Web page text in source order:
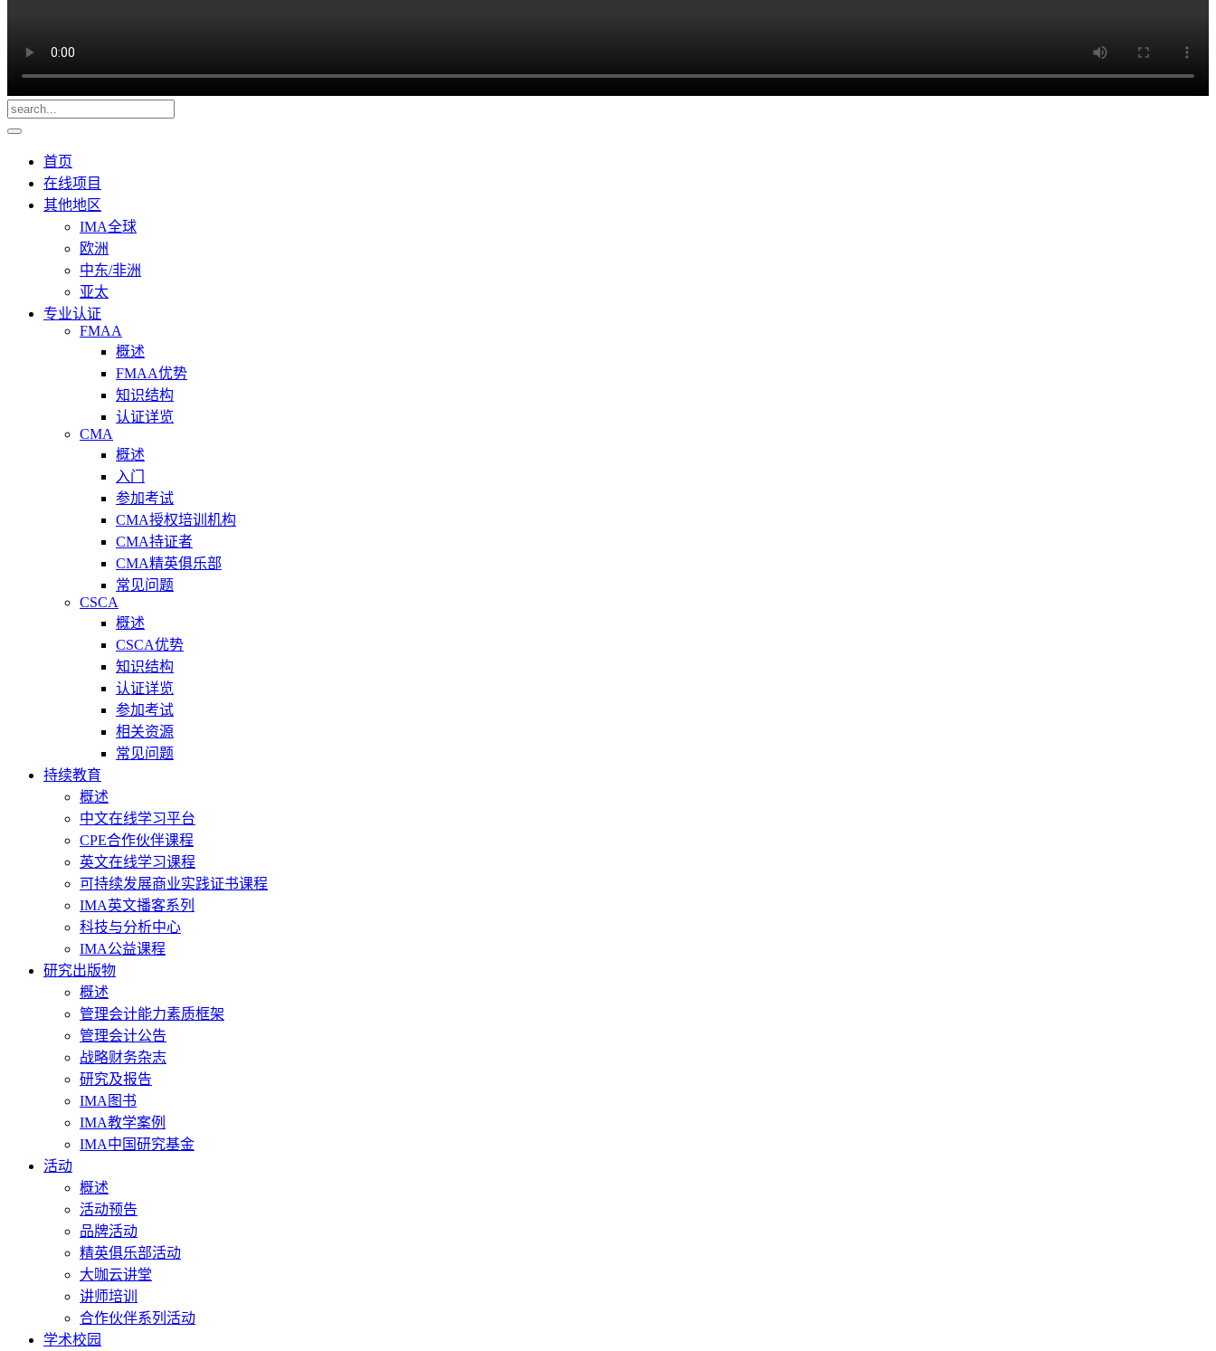
首页
在线项目
其他地区
IMA全球
欧洲
中东/非洲
亚太
专业认证
FMAA
概述
FMAA优势
知识结构
认证详览
CMA
概述
入门
参加考试
CMA授权培训机构
CMA持证者
CMA精英俱乐部
常见问题
CSCA
概述
CSCA优势
知识结构
认证详览
参加考试
相关资源
常见问题
持续教育
概述
中文在线学习平台
CPE合作伙伴课程
英文在线学习课程
可持续发展商业实践证书课程
IMA英文播客系列
科技与分析中心
IMA公益课程
研究出版物
概述
管理会计能力素质框架
管理会计公告
战略财务杂志
研究及报告
IMA图书
IMA教学案例
IMA中国研究基金
活动
概述
活动预告
品牌活动
精英俱乐部活动
大咖云讲堂
讲师培训
合作伙伴系列活动
学术校园